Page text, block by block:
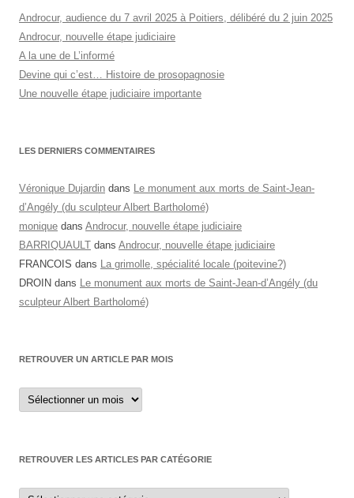
Androcur, audience du 7 avril 2025 à Poitiers, délibéré du 2 juin 2025
Androcur, nouvelle étape judiciaire
A la une de L’informé
Devine qui c’est… Histoire de prosopagnosie
Une nouvelle étape judiciaire importante
LES DERNIERS COMMENTAIRES
Véronique Dujardin dans Le monument aux morts de Saint-Jean-
d’Angély (du sculpteur Albert Bartholomé)
monique dans Androcur, nouvelle étape judiciaire
BARRIQUAULT dans Androcur, nouvelle étape judiciaire
FRANCOIS dans La grimolle, spécialité locale (poitevine?)
DROIN dans Le monument aux morts de Saint-Jean-d’Angély (du
sculpteur Albert Bartholomé)
RETROUVER UN ARTICLE PAR MOIS
Retrouver
un
article
RETROUVER LES ARTICLES PAR CATÉGORIE
Retrouver